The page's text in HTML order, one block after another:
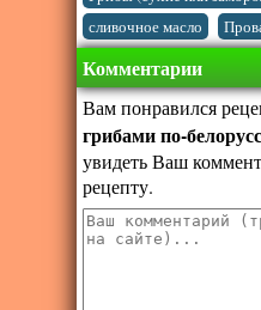
сливочное масло
Комментарии
Вам понравился
грибами по-
увидеть Ваш
рецепту.